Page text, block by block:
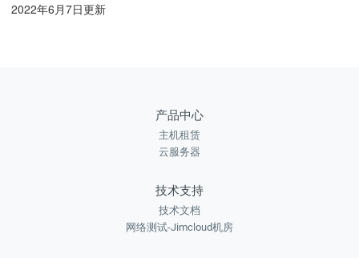
2022年6月7日更新
产品中心
主机租赁
云服务器
技术支持
技术文档
网络测试-Jimcloud机房